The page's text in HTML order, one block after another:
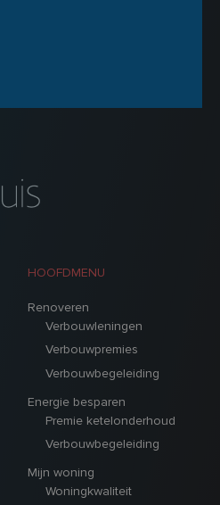
HOOFDMENU
Renoveren
Verbouwleningen
Verbouwpremies
Verbouwbegeleiding
Energie besparen
Premie ketelonderhoud
Verbouwbegeleiding
Mijn woning
Woningkwaliteit